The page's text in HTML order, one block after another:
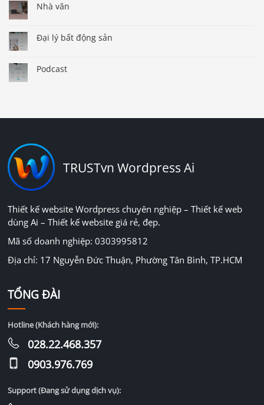
Nhà văn
Đại lý bất động sản
Podcast
TRUSTvn Wordpress Ai
Thiết kế website Wordpress chuyên nghiệp – Thiết kế web
dùng Ai – Thiết kế website giá rẻ, đẹp.
Mã số doanh nghiệp: 0303995812
Địa chỉ: 17 Nguyễn Đức Thuận, Phường Tân Bình, TP.HCM
TỔNG ĐÀI
Hotline (Khách hàng mới):
028.22.468.357
0903.976.769
Support (Đang sử dụng dịch vụ):